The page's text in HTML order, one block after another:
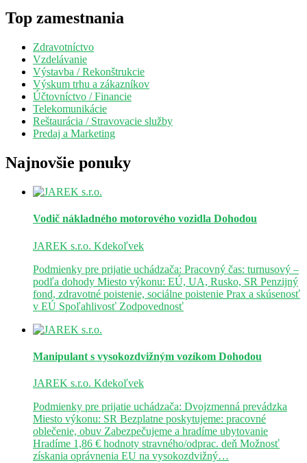
Top zamestnania
Zdravotníctvo
Vzdelávanie
Výstavba / Rekonštrukcie
Výskum trhu a zákazníkov
Účtovníctvo / Financie
Telekomunikácie
Reštaurácia / Stravovacie služby
Predaj a Marketing
Najnovšie ponuky
Vodič nákladného motorového vozidla Dohodou
JAREK s.r.o. Kdekoľvek
Podmienky pre prijatie uchádzača: Pracovný čas: turnusový –
podľa dohody Miesto výkonu: EÚ, UA, Rusko, SR Penzijný
fond, zdravotné poistenie, sociálne poistenie Prax a skúsenosť
v EÚ Spoľahlivosť Zodpovednosť
Manipulant s vysokozdvižným vozíkom Dohodou
JAREK s.r.o. Kdekoľvek
Podmienky pre prijatie uchádzača: Dvojzmenná prevádzka
Miesto výkonu: SR Bezplatne poskytujeme: pracovné
oblečenie, obuv Zabezpečujeme a hradíme ubytovanie
Hradíme 1,86 € hodnoty stravného/odprac. deň Možnosť
získania oprávnenia EU na vysokozdvižný…